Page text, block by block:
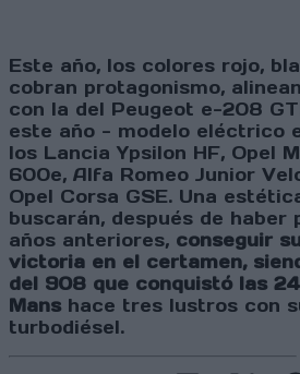
Este año, los colores rojo,
cobran protagonismo,
con la del Peugeot e-208
este año - modelo eléctrico
los Lancia Ypsilon HF, Opel
600e, Alfa Romeo Junior
Opel Corsa GSE. Una
buscarán, después de haber
años anteriores, conseguir
victoria en el certamen,
del 908 que conquistó las
Mans hace tres lustros con
turbodiésel.